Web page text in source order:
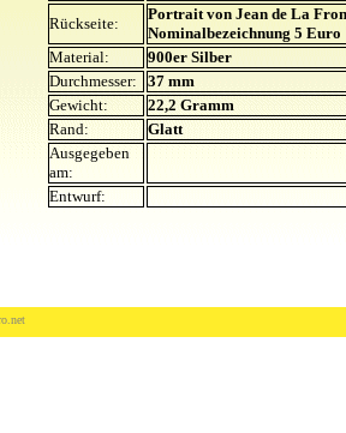
Rückseite:
Portrait von Jean de La
Nominalbezeichnung 5 Euro
Material:
900er Silber
Durchmesser:
37 mm
Gewicht:
22,2 Gramm
Rand:
Glatt
Ausgegeben
am:
Entwurf: